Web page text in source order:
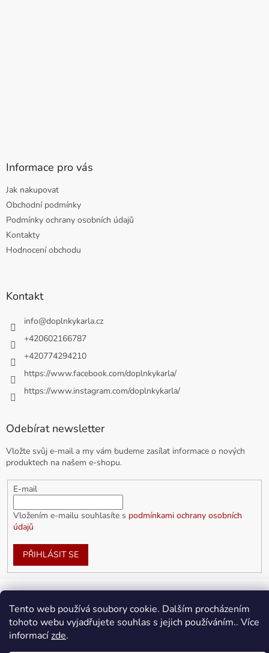
Tento web používá soubory cookie. Dalším procházením
tohoto webu vyjadřujete souhlas s jejich používáním.. Více
informacízde.
Informace pro vás
Jak nakupovat
Obchodní podmínky
Podmínky ochrany osobních údajů
Kontakty
Hodnocení obchodu
Kontakt
info@doplnkykarla.cz
+420602166787
+420774294210
https://www.facebook.com/doplnkykarla/
https://www.instagram.com/doplnkykarla/
Odebírat newsletter
Vložte svůj e-mail a my vám budeme zasílat informace o nových
produktech na našem e-shopu.
E-mail
Vložením e-mailu souhlasíte s podmínkami ochrany osobních
údajů
PŘIHLÁSIT SE
Vytvořil Shoptet